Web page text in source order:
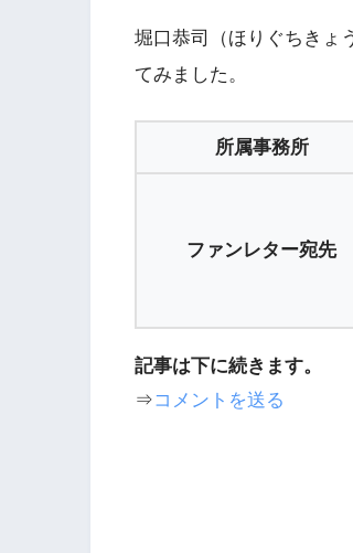
堀口恭司（ほりぐちきょ
てみました。
所属事務所
ファンレター宛先
記事は下に続きます。
⇒コメントを送る